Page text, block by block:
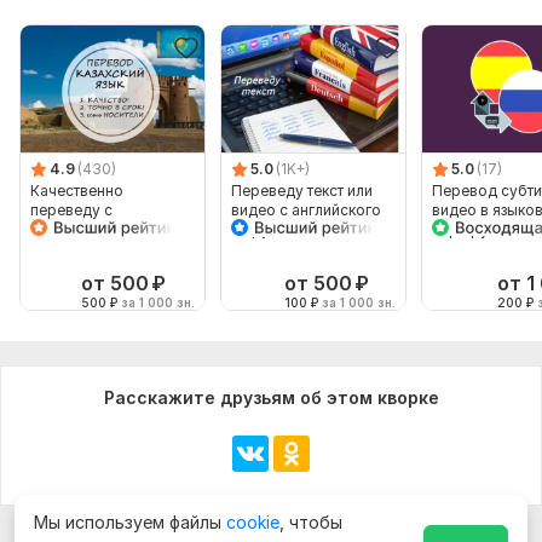
4.9 (430)
Качественно
переведу с
казахского и на
от 500 ₽
500 ₽ за 1 000 зн.
5.0 (1K+)
Переведу текст или
видео с английского
на русский и
от 500 ₽
100 ₽ за 1 000 зн.
5.0 (17)
Перевод
видео в
паре русский-
от
200 ₽
Расскажите друзьям об этом кворке
Мы используем файлы cookie , чтобы